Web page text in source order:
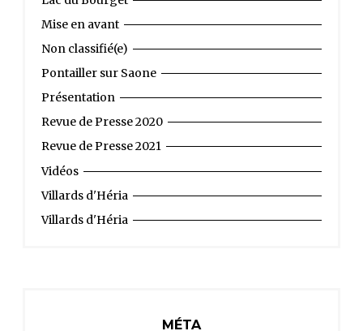
Mise en avant
Non classifié(e)
Pontailler sur Saone
Présentation
Revue de Presse 2020
Revue de Presse 2021
Vidéos
Villards d'Héria
Villards d'Héria
MÉTA